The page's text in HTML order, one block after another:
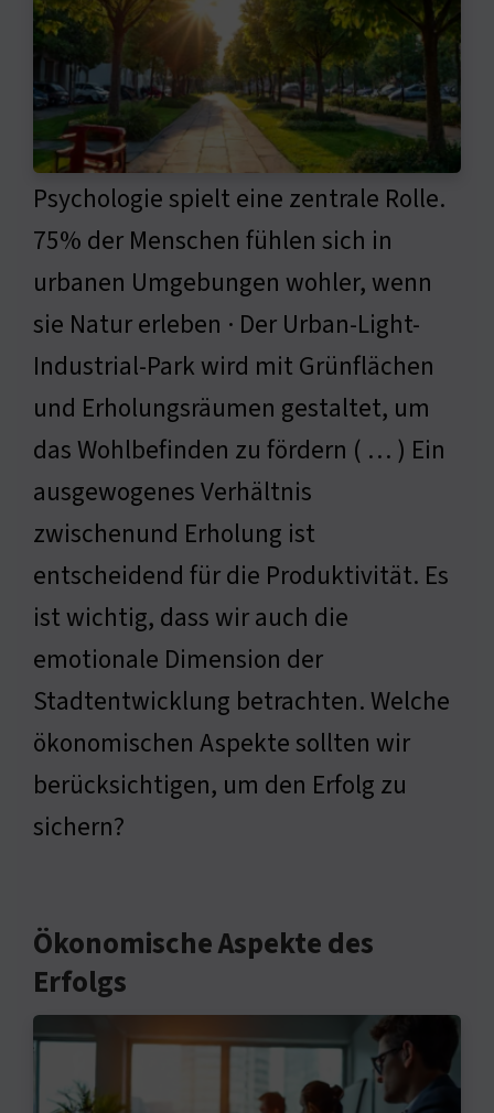
Psychologie spielt eine zentrale Rolle.
75% der Menschen fühlen sich in
urbanen Umgebungen wohler, wenn
sie Natur erleben · Der Urban-Light-
Industrial-Park wird mit Grünflächen
und Erholungsräumen gestaltet, um
das Wohlbefinden zu fördern ( … ) Ein
ausgewogenes Verhältnis
zwischenund Erholung ist
entscheidend für die Produktivität. Es
ist wichtig, dass wir auch die
emotionale Dimension der
Stadtentwicklung betrachten. Welche
ökonomischen Aspekte sollten wir
berücksichtigen, um den Erfolg zu
sichern?
Ökonomische Aspekte des
Erfolgs